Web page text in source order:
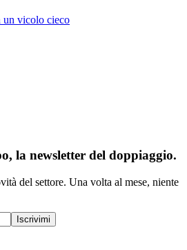
un vicolo cieco
, la newsletter del doppiaggio.
del settore. Una volta al mese, niente
Iscrivimi